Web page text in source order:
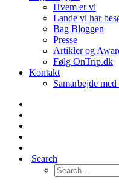
Hvem er vi
Lande vi har
Bag Bloggen
Presse
Artikler og
Følg OnTrip.dk
Kontakt
Samarbejde
Search